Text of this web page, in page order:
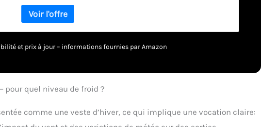
maille.
et prix à jour – informations fournies par Amazon
pour quel niveau de froid ?
comme une veste d’hiver, ce qui implique une vocation claire: